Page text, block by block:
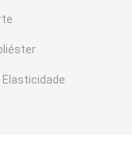
Elasticidade